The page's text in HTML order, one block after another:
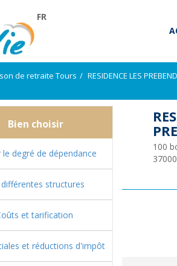
FR
de retraite Tours RESIDENCE LES
Bien choisir
le degré de dépendance
structures
et tarification
et réductions d'impôt
100
37000